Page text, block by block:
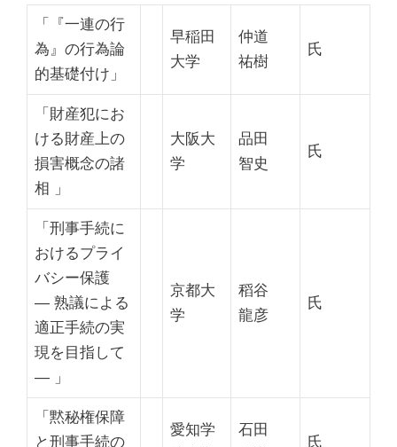
「『一連の行
為』の行為論
的基礎付け」
早稲田
大学
仲道
祐樹
氏
「財産犯にお
ける財産上の
損害概念の諸
相 」
大阪大
学
品田
智史
氏
「刑事手続に
おけるプライ
バシー保護
― 熟議による
適正手続の実
現を目指して
― 」
京都大
学
稻谷
龍彦
氏
「黙秘権保障
と刑事手続の
愛知学
石田
氏